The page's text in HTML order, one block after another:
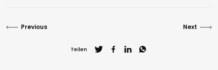
Previous Next
Teilen